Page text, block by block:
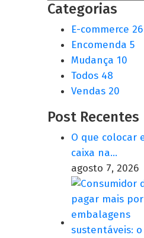
Categorias
E-commerce 26
Encomenda 5
Mudança 10
Todos 48
Vendas 20
Post Recentes
O que colocar
caixa na…
agosto 7, 2026